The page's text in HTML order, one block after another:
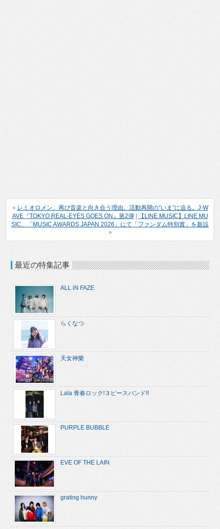
« レミオロメン、再び音楽と向き合う理由。活動再開の“いま”に迫る。J-W
AVE『TOKYO REAL-EYES GOES ON』第2弾|
【LINE MUSIC】LINE MU
SIC、「MUSIC AWARDS JAPAN 2026」にて「ファンダム特別賞」を新設
»
最近の特集記事
ALL iN FAZE
らくなつ
天女神樂
Lala 青春ロック!３ピースバンド!!
PURPLE BUBBLE
EVE OF THE LAIN
grating hunny